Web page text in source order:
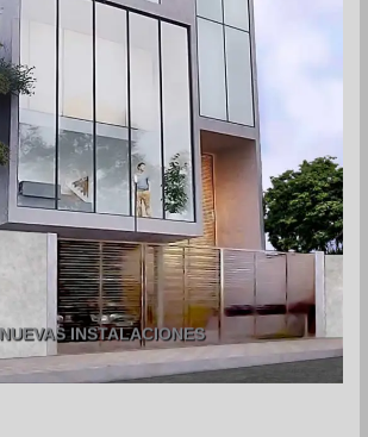
NUEVAS INSTALACIONES